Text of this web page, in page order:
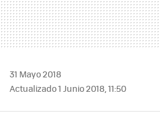
31 Mayo 2018
Actualizado 1 Junio 2018, 11:50